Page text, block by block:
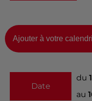
Ajouter à votre
Date
du
au